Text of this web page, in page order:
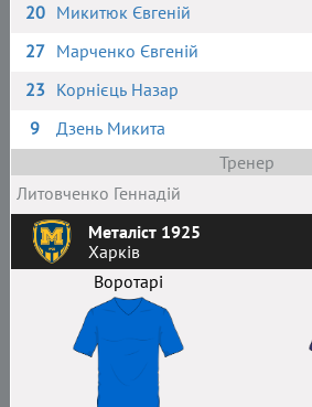
20 Микитюк Євгеній
27 Марченко Євгеній
23 Корнієць Назар
9
Дзень Микита
Тренер
Литовченко Геннадій
Металіст 1925
Харків
Воротарі